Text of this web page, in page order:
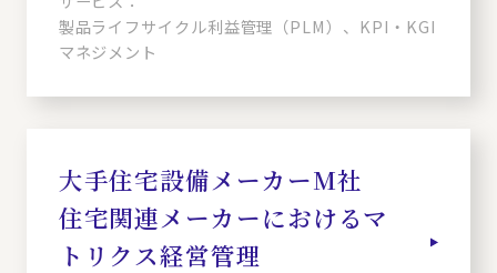
製品ライフサイクル利益管理（PLM）、KPI・KGI
マネジメント
大手住宅設備メーカーM社
住宅関連メーカーにおけるマ
トリクス経営管理